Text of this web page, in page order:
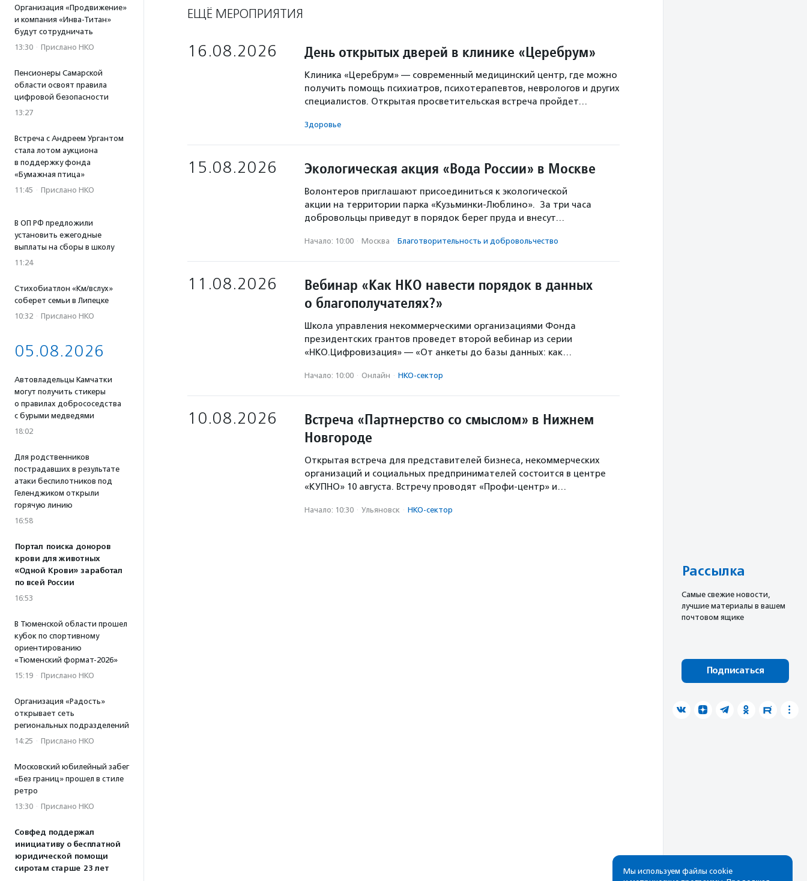
Организация «Продвижение»
и компания «Инва-Титан»
будут сотрудничать
13:30 · Прислано НКО
Пенсионеры Самарской
области освоят правила
цифровой безопасности
13:27
Встреча с Андреем Ургантом
стала лотом аукциона
в поддержку фонда
«Бумажная птица»
11:45 · Прислано НКО
В ОП РФ предложили
установить ежегодные
выплаты на сборы в школу
11:24
Стихобиатлон «Км/вслух»
соберет семьи в Липецке
10:32 · Прислано НКО
05.08.2026
Автовладельцы Камчатки
могут получить стикеры
о правилах добрососедства
с бурыми медведями
18:02
Для родственников
пострадавших в результате
атаки беспилотников под
Геленджиком открыли
горячую линию
16:58
Портал поиска доноров
крови для животных
«Одной Крови» заработал
по всей России
16:53
В Тюменской области прошел
кубок по спортивному
ориентированию
«Тюменский формат-2026»
15:19 · Прислано НКО
Организация «Радость»
открывает сеть
региональных подразделений
14:25 · Прислано НКО
Московский юбилейный забег
«Без границ» прошел в стиле
ретро
13:30 · Прислано НКО
Совфед поддержал
инициативу о бесплатной
юридической помощи
сиротам старше 23 лет
ЕЩЁ МЕРОПРИЯТИЯ
16.08.2026 День открытых дверей в клинике «Церебрум»
Клиника «Церебрум» — современный медицинский центр, где можно
получить помощь психиатров, психотерапевтов, неврологов и других
специалистов. Открытая просветительская встреча пройдет…
Здоровье
15.08.2026 Экологическая акция «Вода России» в Москве
Волонтеров приглашают присоединиться к экологической
акции на территории парка «Кузьминки-Люблино». За три часа
добровольцы приведут в порядок берег пруда и внесут…
Начало: 10:00 · Москва · Благотвори­тель­ность и доброволь­чест­во
11.08.2026
Вебинар «Как НКО навести порядок в данных
о благополучателях?»
Школа управления некоммерческими организациями Фонда
президентских грантов проведет второй вебинар из серии
«НКО.Цифровизация» — «От анкеты до базы данных: как…
Начало: 10:00 · Онлайн · НКО-сектор
10.08.2026
Встреча «Партнерство со смыслом» в Нижнем
Новгороде
Открытая встреча для представителей бизнеса, некоммерческих
организаций и социальных предпринимателей состоится в центре
«КУПНО» 10 августа. Встречу проводят «Профи-центр» и…
Начало: 10:30 · Ульяновск · НКО-сектор
Рассылка
Cамые свежие новости,
лучшие материалы в вашем
почтовом ящике
Подписаться
Мы используем файлы cookie